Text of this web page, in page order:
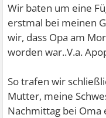
Wir baten um eine
erstmal bei meinen
wir, dass Opa am
worden war..V.a.
So trafen wir
Mutter, meine
Nachmittag bei Oma